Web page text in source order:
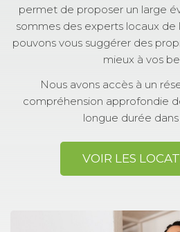
permet de proposer un large
sommes des experts locaux
pouvons vous suggérer des
mieux à vos
Nous avons accès à un
compréhension approfondie
longue durée
VOIR LES